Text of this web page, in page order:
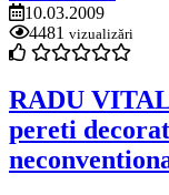
10.03.2009
4481 vizualizări
RADU
pereti